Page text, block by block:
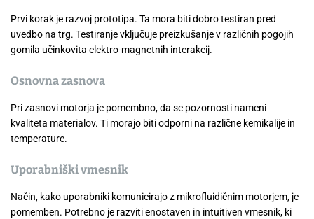
Prvi korak je razvoj prototipa. Ta mora biti dobro testiran pred
uvedbo na trg. Testiranje vključuje preizkušanje v različnih pogojih
gomila učinkovita elektro-magnetnih interakcij.
Osnovna zasnova
Pri zasnovi motorja je pomembno, da se pozornosti nameni
kvaliteta materialov. Ti morajo biti odporni na različne kemikalije in
temperature.
Uporabniški vmesnik
Način, kako uporabniki komunicirajo z mikrofluidičnim motorjem, je
pomemben. Potrebno je razviti enostaven in intuitiven vmesnik, ki